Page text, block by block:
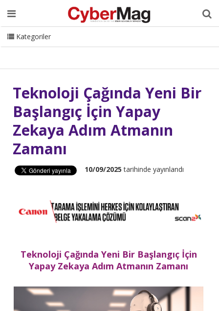
Ana Sayfa Hakkımızda Dergi Editörden
Danışmanlık
ISC Turkey Sizden Gelenler
İletişim
CyberMag Logo
Kategoriler
Teknoloji Çağında Yeni Bir
Başlangıç İçin Yapay
Zekaya Adım Atmanın
Zamanı
10/09/2025 tarihinde yayınlandı
Teknoloji Çağında Yeni Bir Başlangıç İçin
Yapay Zekaya Adım Atmanın Zamanı